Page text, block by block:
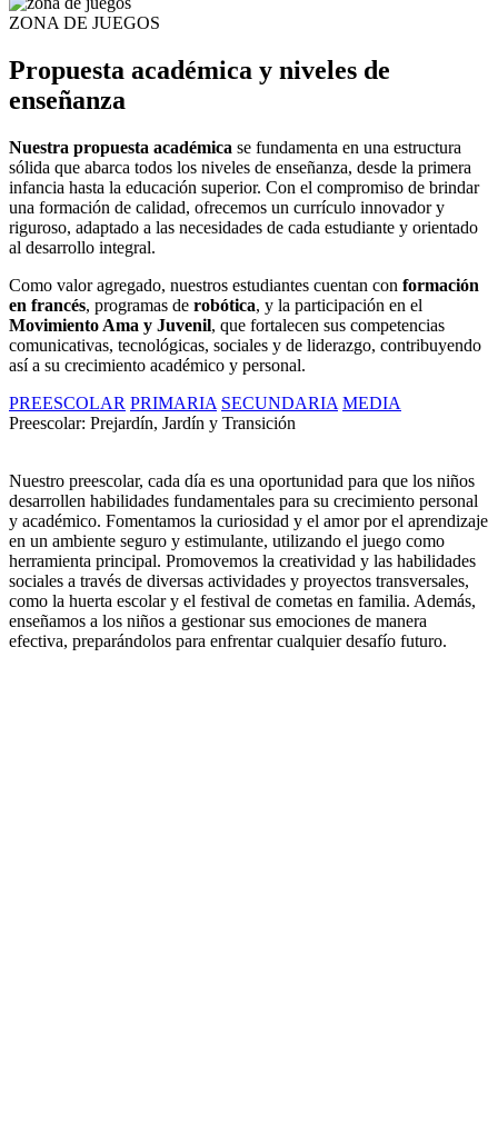
ZONA DE JUEGOS
Propuesta académica y niveles de
enseñanza
Nuestra propuesta académica se fundamenta en una estructura
sólida que abarca todos los niveles de enseñanza, desde la primera
infancia hasta la educación superior. Con el compromiso de brindar
una formación de calidad, ofrecemos un currículo innovador y
riguroso, adaptado a las necesidades de cada estudiante y orientado
al desarrollo integral.
Como valor agregado, nuestros estudiantes cuentan con formación
en francés, programas de robótica, y la participación en el
Movimiento Ama y Juvenil, que fortalecen sus competencias
comunicativas, tecnológicas, sociales y de liderazgo, contribuyendo
así a su crecimiento académico y personal.
PREESCOLAR PRIMARIA SECUNDARIA MEDIA
Preescolar: Prejardín, Jardín y Transición
Nuestro preescolar, cada día es una oportunidad para que los niños
desarrollen habilidades fundamentales para su crecimiento personal
y académico. Fomentamos la curiosidad y el amor por el aprendizaje
en un ambiente seguro y estimulante, utilizando el juego como
herramienta principal. Promovemos la creatividad y las habilidades
sociales a través de diversas actividades y proyectos transversales,
como la huerta escolar y el festival de cometas en familia. Además,
enseñamos a los niños a gestionar sus emociones de manera
efectiva, preparándolos para enfrentar cualquier desafío futuro.